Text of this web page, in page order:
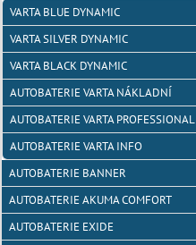
VARTA BLUE DYNAMIC
VARTA SILVER DYNAMIC
VARTA BLACK DYNAMIC
AUTOBATERIE VARTA NÁKLADNÍ
AUTOBATERIE VARTA PROFESSIONAL
AUTOBATERIE VARTA INFO
AUTOBATERIE BANNER
AUTOBATERIE AKUMA COMFORT
AUTOBATERIE EXIDE